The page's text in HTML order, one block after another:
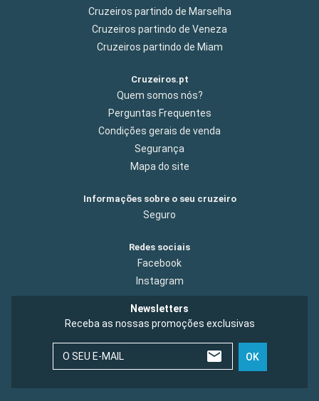
Cruzeiros partindo de Marselha
Cruzeiros partindo de Veneza
Cruzeiros partindo de Miam
Cruzeiros.pt
Quem somos nós?
Perguntas Frequentes
Condições gerais de venda
Segurança
Mapa do site
Informações sobre o seu cruzeiro
Seguro
Redes sociais
Facebook
Instagram
Newsletters
Receba as nossas promoções exclusivas
O SEU E-MAIL OK